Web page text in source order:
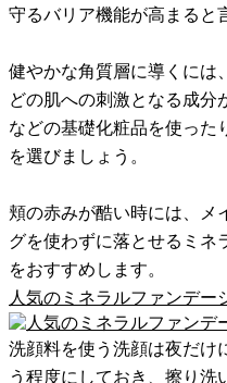
守るバリア機能が高まると
健やかな角質層に導くには
どの肌への刺激となる成分
などの基礎化粧品を使った
を選びましょう。
頬の赤みが酷い時には、メ
グを使わずに落とせるミネ
をおすすめします。
人気のミネラルファンデー
洗顔料を使う洗顔は夜だけ
う程度にしておき、擦り洗